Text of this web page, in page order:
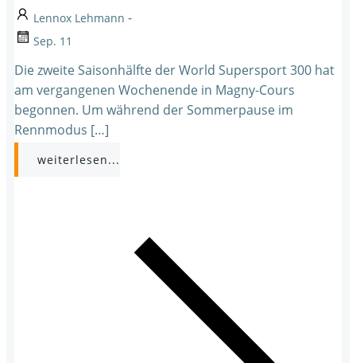
Lennox Lehmann -
Sep. 11
Die zweite Saisonhälfte der World Supersport 300 hat
am vergangenen Wochenende in Magny-Cours
begonnen. Um während der Sommerpause im
Rennmodus […]
weiterlesen...